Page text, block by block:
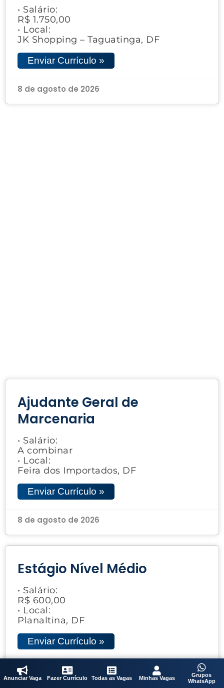
• Salário:
R$ 1.750,00
• Local:
JK Shopping – Taguatinga, DF
Enviar Currículo »
8 de agosto de 2026
Ajudante Geral de
Marcenaria
• Salário:
A combinar
• Local:
Feira dos Importados, DF
Enviar Currículo »
8 de agosto de 2026
Estágio Nível Médio
• Salário:
R$ 600,00
• Local:
Planaltina, DF
Enviar Currículo »
8 de agosto de 2026
Anunciar Vaga Fazer Currículo Todas as Vagas Minhas Vagas
Grupos
WhatsApp